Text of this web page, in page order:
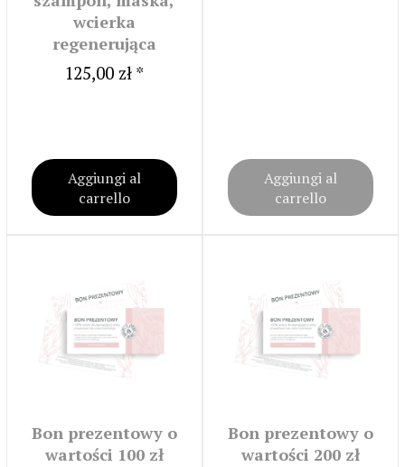
wcierka
regenerująca
125,00 zł *
Aggiungi al
carrello
Aggiungi al
carrello
Bon prezentowy o
wartości 100 zł
Bon prezentowy o
wartości 200 zł